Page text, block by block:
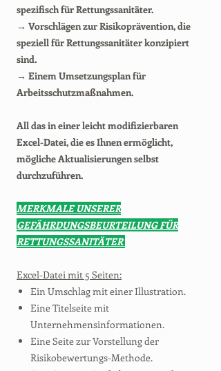
spezifisch für Rettungssanitäter.
→ Vorschlägen zur Risikoprävention, die
speziell für Rettungssanitäter konzipiert
sind.
→ Einem Umsetzungsplan für
Arbeitsschutzmaßnahmen.
All das in einer leicht modifizierbaren
Excel-Datei, die es Ihnen ermöglicht,
mögliche Aktualisierungen selbst
durchzuführen.
MERKMALE UNSERER
GEFÄHRDUNGSBEURTEILUNG FÜR
RETTUNGSSANITÄTER
Excel-Datei mit 5 Seiten:
Ein Umschlag mit einer Illustration.
Eine Titelseite mit
Unternehmensinformationen.
Eine Seite zur Vorstellung der
Risikobewertungs-Methode.